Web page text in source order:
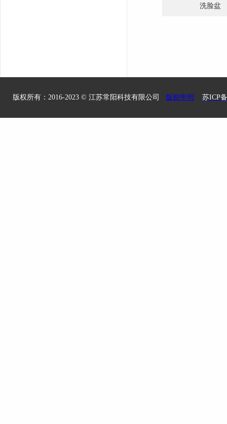
洗脸盆
版权所有：2016-2023 © 江苏常阳科技有限公司 版权申明 苏ICP